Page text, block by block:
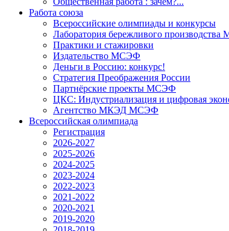
Работа союза
Всероссийские олимпиады и конкурсы
Лаборатория бережливого
Практики и стажировки
Издательство МСЭФ
Деньги в Россию: конкурс!
Стратегия Преображения России
Партнёрские проекты МСЭФ
ЦКС: Индустриализация и цифровая
Агентство МКЭД МСЭФ
Всероссийская олимпиада
Регистрация
2026-2027
2025-2026
2024-2025
2023-2024
2022-2023
2021-2022
2020-2021
2019-2020